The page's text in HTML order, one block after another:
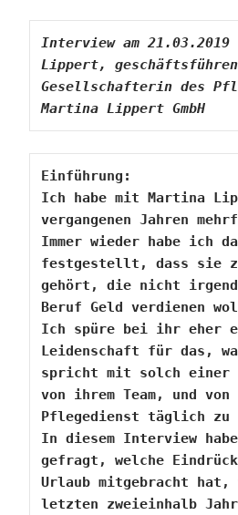
Interview am
Lippert,
Gesellschafterin des
Martina Lippert GmbH
Einführung:
Ich habe mit Martina
vergangenen Jahren
Immer wieder habe ich
festgestellt, dass sie zu
gehört, die nicht
Beruf Geld verdienen
Ich spüre bei ihr eher
Leidenschaft für das,
spricht mit solch einer
von ihrem Team, und von
Pflegedienst täglich zu
In diesem Interview
gefragt, welche
Urlaub mitgebracht
letzten zweieinhalb